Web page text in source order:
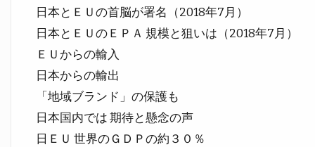
日本とＥＵの首脳が署名（2018年7月）
日本とＥＵのＥＰＡ 規模と狙いは（2018年7月）
ＥＵからの輸入
日本からの輸出
「地域ブランド」の保護も
日本国内では 期待と懸念の声
日ＥＵ 世界のＧＤＰの約３０％